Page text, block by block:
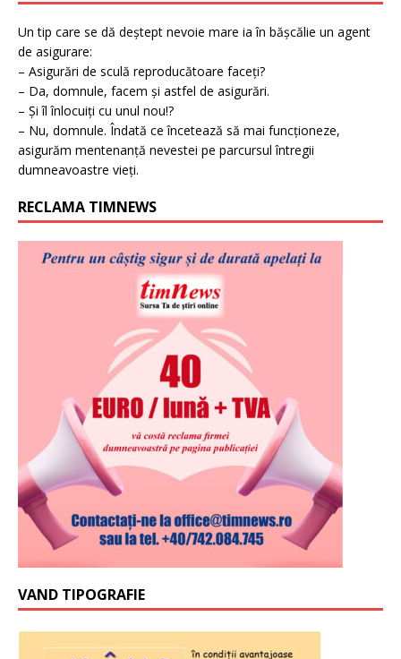
Un tip care se dă deștept nevoie mare ia în bășcălie un agent
de asigurare:
– Asigurări de sculă reproducătoare faceți?
– Da, domnule, facem și astfel de asigurări.
– Și îl înlocuiți cu unul nou!?
– Nu, domnule. Îndată ce încetează să mai funcționeze,
asigurăm mentenanță nevestei pe parcursul întregii
dumneavoastre vieți.
RECLAMA TIMNEWS
VAND TIPOGRAFIE